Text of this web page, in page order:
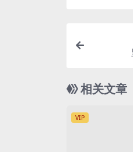
相关文章
VIP